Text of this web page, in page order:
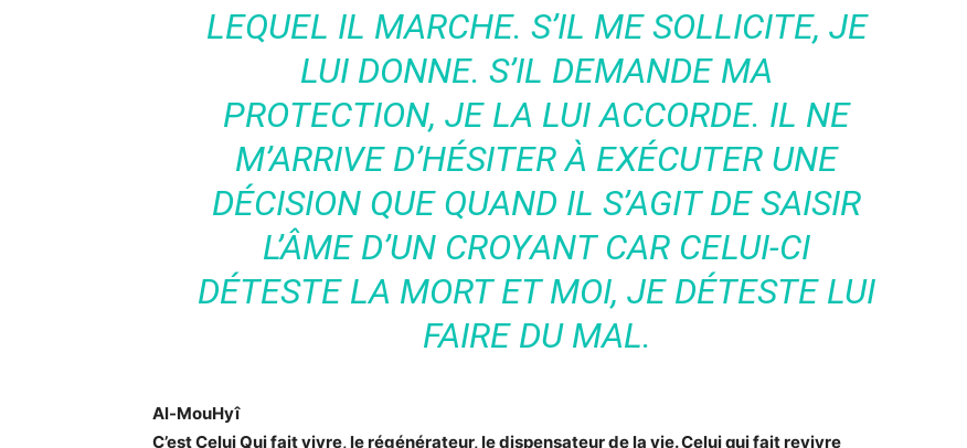
LEQUEL IL MARCHE. S’IL ME SOLLICITE, JE
LUI DONNE. S’IL DEMANDE MA
PROTECTION, JE LA LUI ACCORDE. IL NE
M’ARRIVE D’HÉSITER À EXÉCUTER UNE
DÉCISION QUE QUAND IL S’AGIT DE SAISIR
L’ÂME D’UN CROYANT CAR CELUI-CI
DÉTESTE LA MORT ET MOI, JE DÉTESTE LUI
FAIRE DU MAL.
Al-MouHyî
C’est Celui Qui fait vivre, le régénérateur, le dispensateur de la vie. Celui qui fait revivre